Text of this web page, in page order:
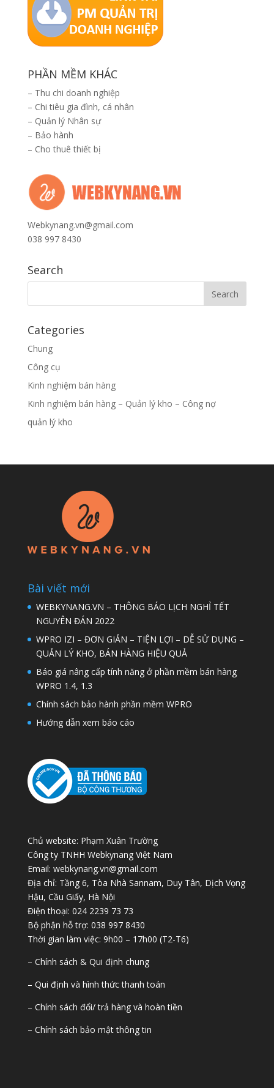
PHẦN MỀM KHÁC
– Thu chi doanh nghiệp
– Chi tiêu gia đình, cá nhân
– Quản lý Nhân sự
– Bảo hành
– Cho thuê thiết bị
Webkynang.vn@gmail.com
038 997 8430
Search
Categories
Chung
Công cụ
Kinh nghiệm bán hàng
Kinh nghiệm bán hàng – Quản lý kho – Công nợ
quản lý kho
Bài viết mới
WEBKYNANG.VN – THÔNG BÁO LỊCH NGHỈ TẾT
NGUYÊN ĐÁN 2022
WPRO IZI – ĐƠN GIẢN – TIỆN LỢI – DỄ SỬ DỤNG –
QUẢN LÝ KHO, BÁN HÀNG HIỆU QUẢ
Báo giá nâng cấp tính năng ở phần mềm bán hàng
WPRO 1.4, 1.3
Chính sách bảo hành phần mềm WPRO
Hướng dẫn xem báo cáo
Chủ website: Phạm Xuân Trường
Công ty TNHH Webkynang Việt Nam
Email: webkynang.vn@gmail.com
Địa chỉ: Tầng 6, Tòa Nhà Sannam, Duy Tân, Dịch Vọng
Hậu, Cầu Giấy, Hà Nội
Điện thoại: 024 2239 73 73
Bộ phận hỗ trợ: 038 997 8430
Thời gian làm việc: 9h00 – 17h00 (T2-T6)
– Chính sách & Qui định chung
– Qui định và hình thức thanh toán
– Chính sách đổi/ trả hàng và hoàn tiền
– Chính sách bảo mật thông tin